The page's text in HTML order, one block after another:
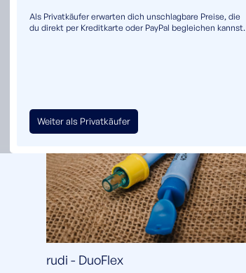
rudi - DuoFlex
Als Privatkäufer erwarten dich unschlagbare Preise, die
du direkt per Kreditkarte oder PayPal begleichen kannst.
Weiter als Privatkäufer